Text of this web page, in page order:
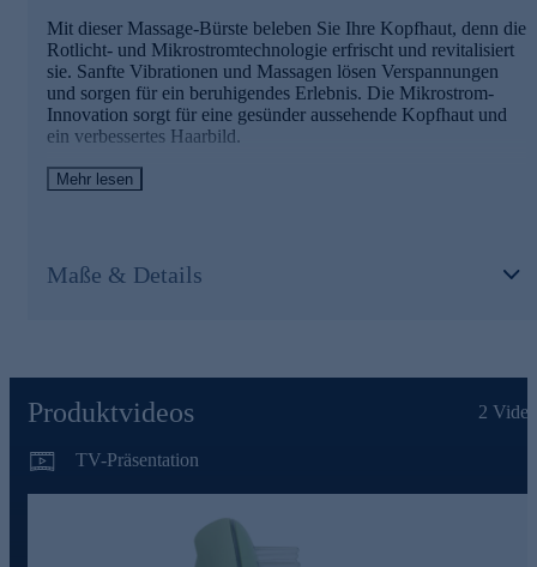
mit Ihrem Serum befüllen.
Die innovative Mikrostromtechnologie unterstützt die
Pflegewirkung für eine gesünder aussehende Kopfhaut
und verbesserte Haarstärke und -qualität.
Für Ihr persönliches Spa zuhause - jetzt bequem online
bestellen.
Mit dieser Massage-Bürste beleben Sie Ihre Kopfhaut, denn die
Rotlicht- und Mikrostromtechnologie erfrischt und revitalisiert
sie. Sanfte Vibrationen und Massagen lösen Verspannungen
und sorgen für ein beruhigendes Erlebnis. Die Mikrostrom-
Innovation sorgt für eine gesünder aussehende Kopfhaut und
ein verbessertes Haarbild.
Tragbar und reisefreundlich: Kompakt und leicht, ideal für
Impulse die Kopfhaut und Haarwurzeln zusätzlich/gezielt
zu erfrischen und so die natürliche Vitalität des Haares zu
Individuelle Pflege mit Flüssiganwendung: Die
Anwendung von Haarpflegeflüssigkeiten wie Tonics oder
Seren ist kinderleicht. Für eine optimale Pflege und eine
individuelle Haarpflegeroutine einfach den Behälter mit
Mehr lesen
Maße & Details
Produktvideos 2
TV-Präsentation